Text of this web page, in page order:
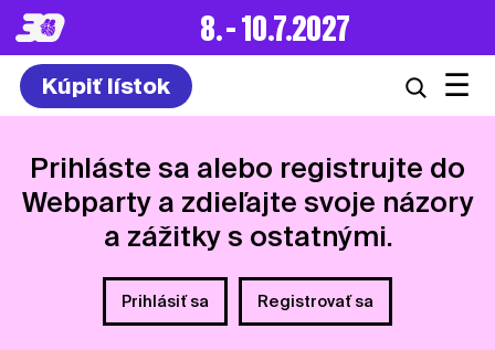
8. – 10.7.2027
Kúpiť lístok ☰
Prihláste sa alebo registrujte do
Webparty a zdieľajte svoje názory
a zážitky s ostatnými.
Prihlásiť sa Registrovať sa